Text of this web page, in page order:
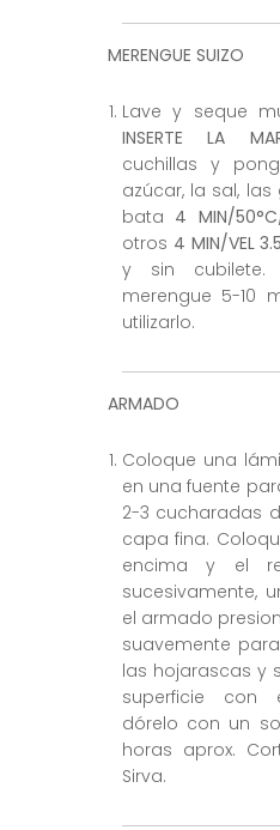
MERENGUE SUIZO
Lave y seque
INSERTE LA
cuchillas y
azúcar, la sal,
bata 4 MIN/
otros 4 MIN/VEL 3.5
y sin cubilete.
merengue 5-10
utilizarlo.
ARMADO
Coloque una
en una fuente
2-3 cucharadas
capa fina.
encima y el
sucesivamente,
el armado
suavemente
las hojarascas y
superficie con
dórelo con un
horas aprox.
Sirva.